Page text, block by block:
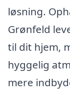
løsning.
Grønfeld
til dit hjem,
hyggelig
mere